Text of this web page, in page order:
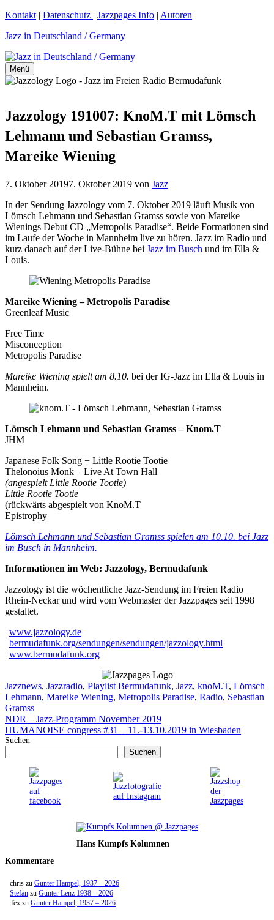
Zum
springen
Kontakt | Datenschutz | Jazzpages Info | Autoren
Jazz in Deutschland / Germany
Menü
Jazzology 191007: KnoM.T mit Lömsch
Lehmann und Sebastian Gramss,
Mareike Wiening
7. Oktober 20197. Oktober 2019 von Jazz
In der Sendung Jazzology vom 7. Oktober 2019 läuft Musik von
Lömsch Lehmann und Sebastian Gramss sowie von Mareike
Wienings Debut CD „Metropolis Paradise“. Beide Formationen sind
im Laufe der Woche in Mannheim live zu hören. Jazz im Radio und
kurz danach auf der Live-Bühne bei Jazz im Busch und im Ella &
Louis.
Mareike Wiening – Metropolis Paradise
Greenleaf Music
Free Time
Misconception
Metropolis Paradise
Mareike Wiening spielt am 8.10. bei der IG-Jazz im Ella & Louis in
Mannheim.
Lömsch Lehmann und Sebastian Gramss – Knom.T
JHM
Japanese Folk Song + Little Rootie Tootie
Thelonoius Monk – Live At Town Hall
(angespielt Little Rootie Tootie)
Little Rootie Tootie
(rückwärts abgespielt von KnoM.T
Epistrophy
Lömsch Lehmann und Sebastian Gramss spielen am 10.10. bei Jazz
im Busch in Mannheim.
Informationen im Web: Jazzology, Bermudafunk
Jazzology ist die wöchentliche Jazz-Sendung im Freien Radio
Rhein-Neckar und wird vom Webmaster der Jazzpages seit 1998
gestaltet.
| www.jazzology.de
| bermudafunk.org/sendungen/sendungen/jazzology.html
| www.bermudafunk.org
Kategorien
Jazznews, Jazzradio, Playlist Schlagwörter
Bermudafunk, Jazz, knoM.T, Lömsch
Lehmann, Mareike Wiening, Metropolis Paradise, Radio, Sebastian
Gramss
NDR – Jazz-Programm November 2019
HUMANOISE congress #31 – 11.-13.10.2019 in Wiesbaden
Suchen
Suchen
Hans Kumpfs Kolumnen
Kommentare
chris zu Gunter Hampel, 1937 – 2026
Stefan zu Günter Lenz 1938 – 2026
Tex zu Gunter Hampel, 1937 – 2026